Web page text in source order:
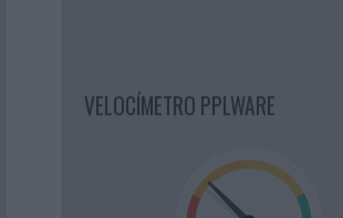
VELOCÍMETRO PPLWARE